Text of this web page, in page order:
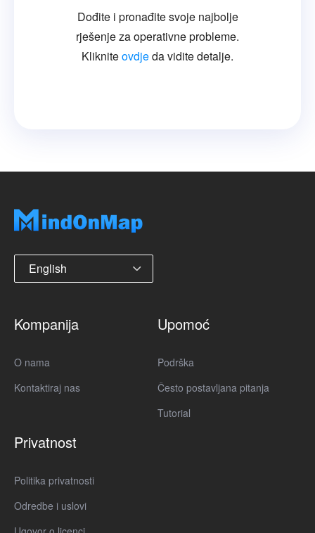
Dođite i pronađite svoje najbolje
rješenje za operativne probleme.
Klikniteovdjeda vidite detalje.
English
Kompanija
O nama
Kontaktiraj nas
Upomoć
Podrška
Često postavljana pitanja
Tutorial
Privatnost
Politika privatnosti
Odredbe i uslovi